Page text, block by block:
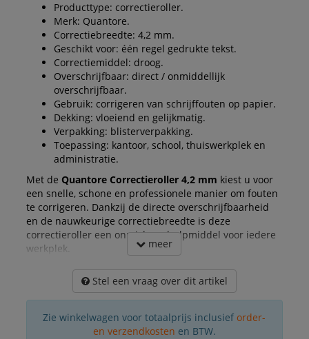
Producttype: correctieroller.
Merk: Quantore.
Correctiebreedte: 4,2 mm.
Geschikt voor: één regel gedrukte tekst.
Correctiemiddel: droog.
Overschrijfbaar: direct / onmiddellijk
overschrijfbaar.
Gebruik: corrigeren van schrijffouten op papier.
Dekking: vloeiend en gelijkmatig.
Verpakking: blisterverpakking.
Toepassing: kantoor, school, thuiswerkplek en
administratie.
Met de Quantore Correctieroller 4,2 mm kiest u voor
een snelle, schone en professionele manier om fouten
te corrigeren. Dankzij de directe overschrijfbaarheid
en de nauwkeurige correctiebreedte is deze
correctieroller een onmisbaar hulpmiddel voor iedere
werkplek.
meer
Stel een vraag over dit artikel
Zie winkelwagen voor totaalprijs inclusief order-
en verzendkosten en BTW.